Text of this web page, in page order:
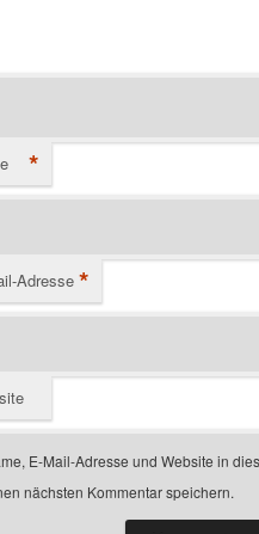
*
Adresse *
E-Mail-Adresse und Website in
nächsten Kommentar speichern.